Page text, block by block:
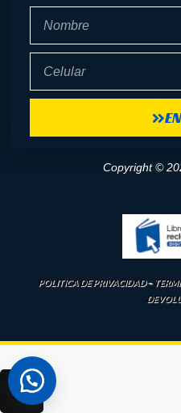
Copyright ©
POLITICA DE PRIVACIDAD–